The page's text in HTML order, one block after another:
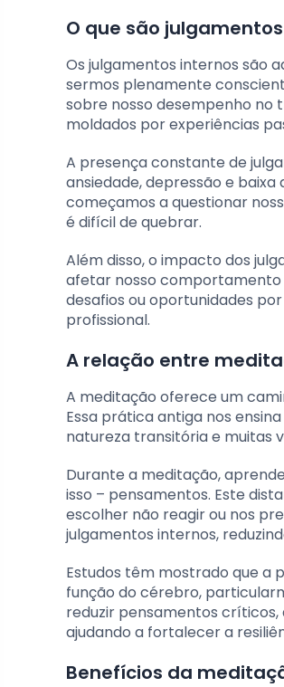
O que são
Os julgamentos internos são
sermos plenamente
sobre nosso desempenho no
moldados por experiências
A presença constante de
ansiedade, depressão e
começamos a questionar
é difícil de quebrar.
Além disso, o impacto dos
afetar nosso comportamento
desafios ou oportunidades
profissional.
A relação entre
A meditação oferece um
Essa prática antiga nos
natureza transitória e muitas
Durante a meditação,
isso – pensamentos. Este
escolher não reagir ou nos
julgamentos internos,
Estudos têm mostrado que a
função do cérebro,
reduzir pensamentos
ajudando a fortalecer a
Benefícios da